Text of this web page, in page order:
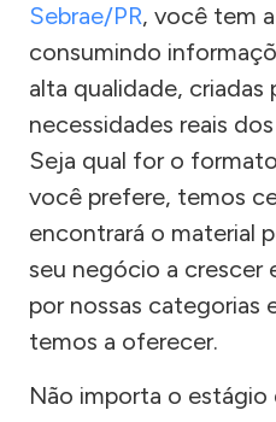
Sebrae/PR, você tem
consumindo
alta qualidade, criadas
necessidades reais
Seja qual for o
você prefere, temos
encontrará o material
seu negócio a crescer
por nossas categorias
temos a oferecer.
Não importa o estágio